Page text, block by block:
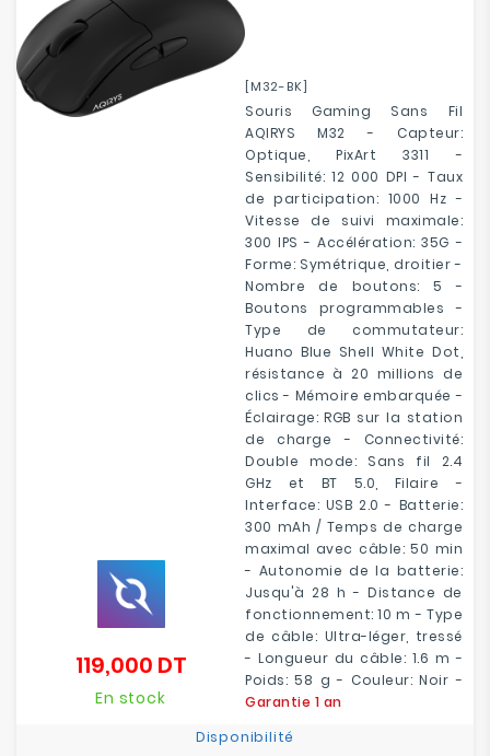
[M32-BK]
Souris Gaming Sans Fil
AQIRYS M32 - Capteur:
Optique, PixArt 3311 -
Sensibilité: 12 000 DPI - Taux
de participation: 1000 Hz -
Vitesse de suivi maximale:
300 IPS - Accélération: 35G -
Forme: Symétrique, droitier -
Nombre de boutons: 5 -
Boutons programmables -
Type de commutateur:
Huano Blue Shell White Dot,
résistance à 20 millions de
clics - Mémoire embarquée -
Éclairage: RGB sur la station
de charge - Connectivité:
Double mode: Sans fil 2.4
GHz et BT 5.0, Filaire -
Interface: USB 2.0 - Batterie:
300 mAh / Temps de charge
maximal avec câble: 50 min
- Autonomie de la batterie:
Jusqu'à 28 h - Distance de
fonctionnement: 10 m - Type
de câble: Ultra-léger, tressé
- Longueur du câble: 1.6 m -
Poids: 58 g - Couleur: Noir -
Garantie 1 an
119,000 DTPrix
En stock
Disponibilité